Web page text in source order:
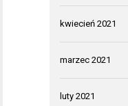
kwiecień 2021
marzec 2021
luty 2021